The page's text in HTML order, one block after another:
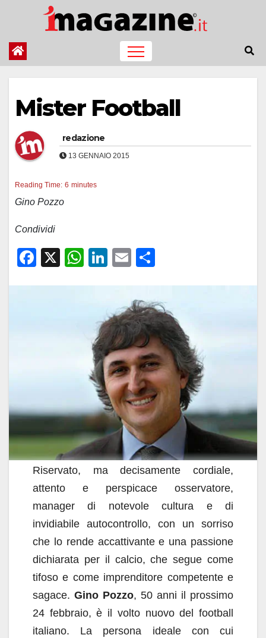
contenuto
Mister Football
redazione
13 GENNAIO 2015
Reading Time: 6 minutes
Gino Pozzo
Condividi
F
X
W
A
p
p
Li
e
dI
n
E
ail
di
vi
di
Riservato, ma decisamente cordiale,
attento e perspicace osservatore,
manager di notevole cultura e di
invidiabile autocontrollo, con un sorriso
che lo rende accattivante e una passione
dichiarata per il calcio, che segue come
tifoso e come imprenditore competente e
sagace. Gino Pozzo, 50 anni il prossimo
24 febbraio, è il volto nuovo del football
italiano. La persona ideale con cui